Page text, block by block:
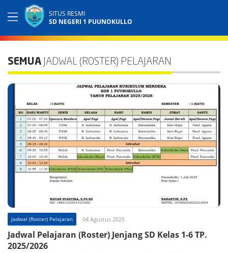
SITUS RESMI
SD NEGERI 1 PUUNOKULLO
SEMUA JADWAL (ROSTER) PELAJARAN
Jadwal (Roster) Pelajaran 04 Agustus 2025
Jadwal Pelajaran (Roster) Jenjang SD Kelas 1-6 TP.
2025/2026